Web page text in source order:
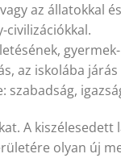
az állatokkal
civilizációkkal.
az iskolába
A
olyan új